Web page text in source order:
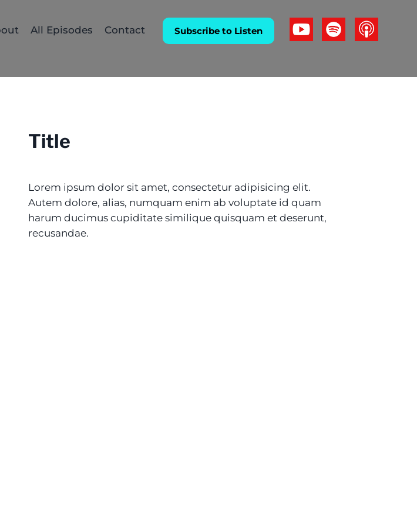
All Episodes Contact Subscribe to Listen
Title
Lorem ipsum dolor sit amet, consectetur adipisicing elit.
Autem dolore, alias, numquam enim ab voluptate id quam
harum ducimus cupiditate similique quisquam et deserunt,
recusandae.